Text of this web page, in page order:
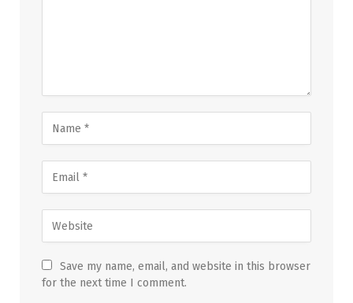
Save my name, email, and website in this browser
for the next time I comment.